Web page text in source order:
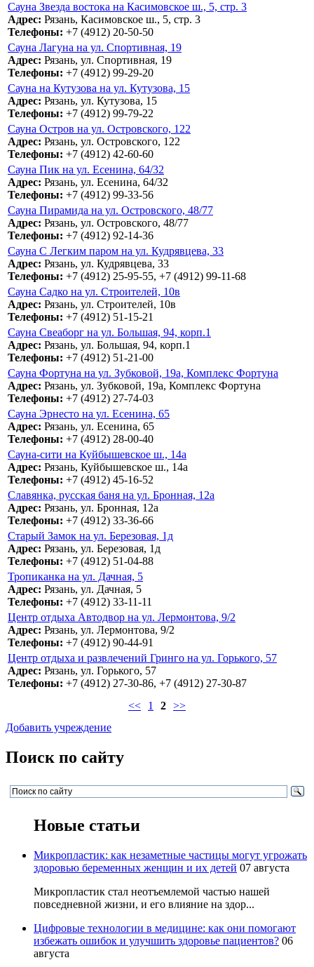
Сауна Звезда востока на Касимовское ш., 5, стр. 3
Адрес: Рязань, Касимовское ш., 5, стр. 3
Телефоны: +7 (4912) 20-50-50
Сауна Лагуна на ул. Спортивная, 19
Адрес: Рязань, ул. Спортивная, 19
Телефоны: +7 (4912) 99-29-20
Сауна на Кутузова на ул. Кутузова, 15
Адрес: Рязань, ул. Кутузова, 15
Телефоны: +7 (4912) 99-79-22
Сауна Остров на ул. Островского, 122
Адрес: Рязань, ул. Островского, 122
Телефоны: +7 (4912) 42-60-60
Сауна Пик на ул. Есенина, 64/32
Адрес: Рязань, ул. Есенина, 64/32
Телефоны: +7 (4912) 99-33-56
Сауна Пирамида на ул. Островского, 48/77
Адрес: Рязань, ул. Островского, 48/77
Телефоны: +7 (4912) 92-14-36
Сауна С Легким паром на ул. Кудрявцева, 33
Адрес: Рязань, ул. Кудрявцева, 33
Телефоны: +7 (4912) 25-95-55, +7 (4912) 99-11-68
Сауна Садко на ул. Строителей, 10в
Адрес: Рязань, ул. Строителей, 10в
Телефоны: +7 (4912) 51-15-21
Сауна Свеаборг на ул. Большая, 94, корп.1
Адрес: Рязань, ул. Большая, 94, корп.1
Телефоны: +7 (4912) 51-21-00
Сауна Фортуна на ул. Зубковой, 19а, Комплекс Фортуна
Адрес: Рязань, ул. Зубковой, 19а, Комплекс Фортуна
Телефоны: +7 (4912) 27-74-03
Сауна Эрнесто на ул. Есенина, 65
Адрес: Рязань, ул. Есенина, 65
Телефоны: +7 (4912) 28-00-40
Сауна-сити на Куйбышевское ш., 14а
Адрес: Рязань, Куйбышевское ш., 14а
Телефоны: +7 (4912) 45-16-52
Славянка, русская баня на ул. Бронная, 12а
Адрес: Рязань, ул. Бронная, 12а
Телефоны: +7 (4912) 33-36-66
Старый Замок на ул. Березовая, 1д
Адрес: Рязань, ул. Березовая, 1д
Телефоны: +7 (4912) 51-04-88
Тропиканка на ул. Дачная, 5
Адрес: Рязань, ул. Дачная, 5
Телефоны: +7 (4912) 33-11-11
Центр отдыха Автодвор на ул. Лермонтова, 9/2
Адрес: Рязань, ул. Лермонтова, 9/2
Телефоны: +7 (4912) 90-44-91
Центр отдыха и развлечений Гринго на ул. Горького, 57
Адрес: Рязань, ул. Горького, 57
Телефоны: +7 (4912) 27-30-86, +7 (4912) 27-30-87
<<
1 2 >>
Добавить учреждение
Поиск по сайту
Новые статьи
Микропластик: как незаметные частицы могут угрожать
здоровью беременных женщин и их детей 07 августа
Микропластик стал неотъемлемой частью нашей
повседневной жизни, и его влияние на здор...
Цифровые технологии в медицине: как они помогают
избежать ошибок и улучшить здоровье пациентов? 06
августа